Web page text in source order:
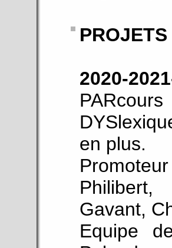
2020-
en plus.
Gavant,
Equipe